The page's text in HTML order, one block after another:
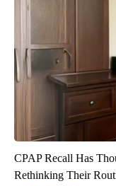
CPAP Recall Has
Rethinking Their